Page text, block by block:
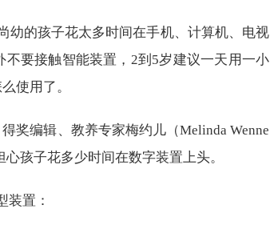
幼的孩子花太多时间在手机、计算机、电视
要接触智能装置，2到5岁建议一天用一小
使用了。
奖编辑、教养专家梅约儿（Melinda Wenne
孩子花多少时间在数字装置上头。
装置：